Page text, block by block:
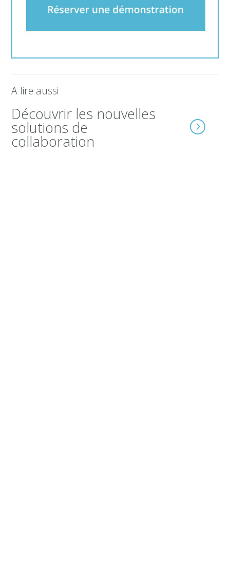
A lire aussi
Découvrir les nouvelles
solutions de
collaboration